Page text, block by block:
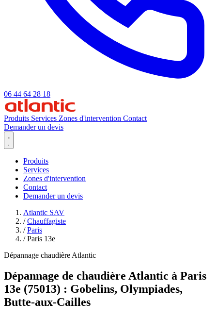
06 44 64 28 18
Produits Services Zones d'intervention Contact
Demander un devis
Produits
Services
Zones d'intervention
Contact
Demander un devis
Atlantic SAV
/ Chauffagiste
/ Paris
/ Paris 13e
Dépannage chaudière Atlantic
Dépannage de chaudière Atlantic à Paris
13e (75013) : Gobelins, Olympiades,
Butte-aux-Cailles